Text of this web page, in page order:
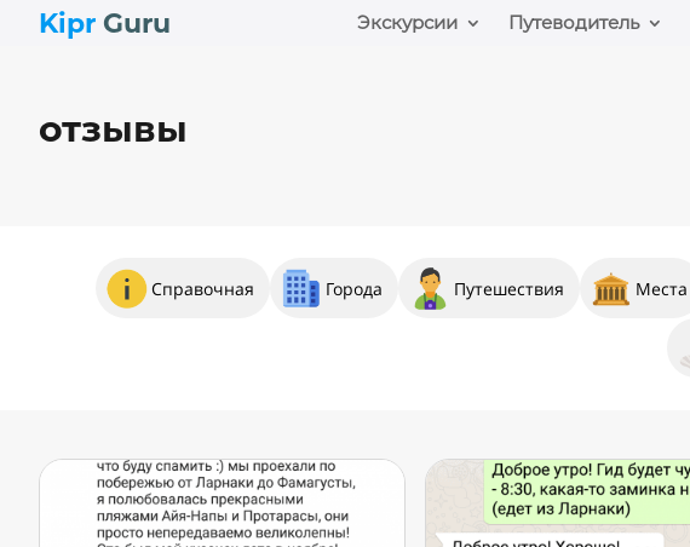
Kipr Guru Экскурсии Путеводитель
отзывы
Справочная Города Путешествия Места